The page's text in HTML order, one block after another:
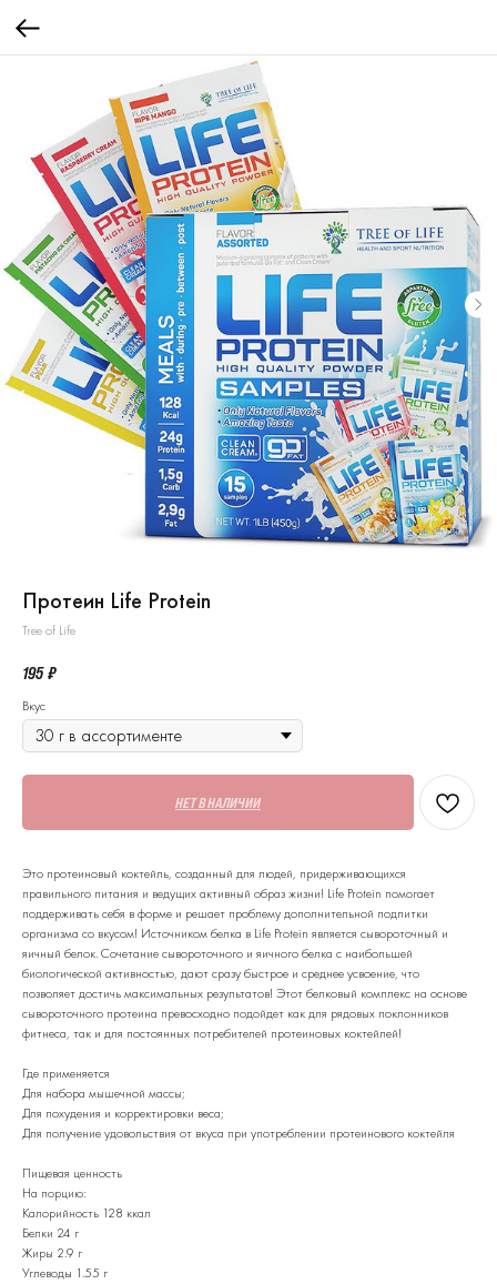
Протеин Life Protein
Tree of Life
195 ₽
Вкус
НЕТ В НАЛИЧИИ
Это протеиновый коктейль, созданный для людей, придерживающихся
правильного питания и ведущих активный образ жизни! Life Protein помогает
поддерживать себя в форме и решает проблему дополнительной подпитки
организма со вкусом! Источником белка в Life Protein является сывороточный и
яичный белок. Сочетание сывороточного и яичного белка с наибольшей
биологической активностью, дают сразу быстрое и среднее усвоение, что
позволяет достичь максимальных результатов! Этот белковый комплекс на основе
сывороточного протеина превосходно подойдет как для рядовых поклонников
фитнеса, так и для постоянных потребителей протеиновых коктейлей!
Где применяется
Для набора мышечной массы;
Для похудения и корректировки веса;
Для получение удовольствия от вкуса при употреблении протеинового коктейля
Пищевая ценность
На порцию:
Калорийность 128 ккал
Белки 24 г
Жиры 2.9 г
Углеводы 1.55 г